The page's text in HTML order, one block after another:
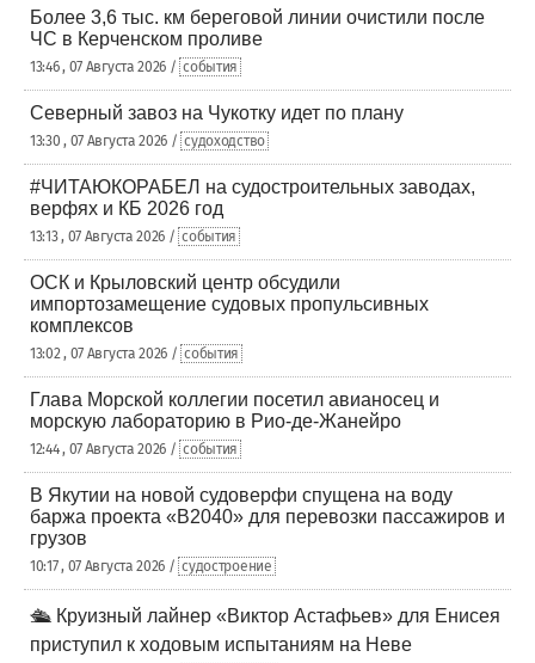
Более 3,6 тыс. км береговой линии очистили после
ЧС в Керченском проливе
13:46 , 07 Августа 2026 / события
Северный завоз на Чукотку идет по плану
13:30 , 07 Августа 2026 / судоходство
#ЧИТАЮКОРАБЕЛ на судостроительных заводах,
верфях и КБ 2026 год
13:13 , 07 Августа 2026 / события
ОСК и Крыловский центр обсудили
импортозамещение судовых пропульсивных
комплексов
13:02 , 07 Августа 2026 / события
Глава Морской коллегии посетил авианосец и
морскую лабораторию в Рио-де-Жанейро
12:44 , 07 Августа 2026 / события
В Якутии на новой судоверфи спущена на воду
баржа проекта «В2040» для перевозки пассажиров и
грузов
10:17 , 07 Августа 2026 / судостроение
🛳️ Круизный лайнер «Виктор Астафьев» для Енисея
приступил к ходовым испытаниям на Неве